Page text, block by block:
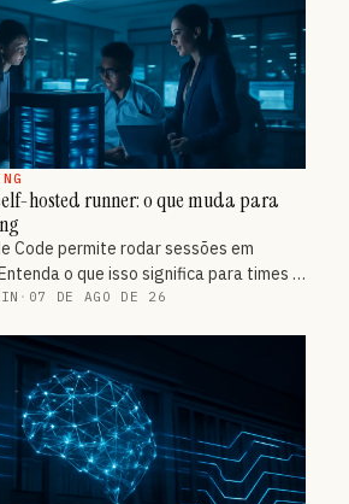
hosted runner: o que muda para
Code permite rodar sessões em
o que isso significa para times …
· 07 DE AGO DE 26